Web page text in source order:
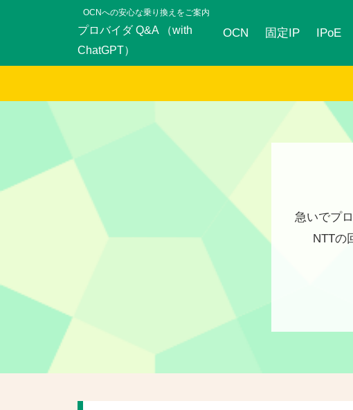
OCNへの安心な乗り換えをご案内
プロバイダ Q&A （with
ChatGPT）
OCN 固定IP IPoE
急いでプ
NTTの